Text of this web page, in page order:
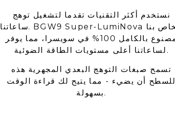
نستخدم أكثر التقنيات تقدما لتشغيل توهج
ساعاتنا. BGW9 Super-LumiNova الخاص بنا
مصنوع بالكامل 100% في سويسرا، مما يوفر
لساعاتنا أعلى مستويات الطاقة الضوئية.
تسمح صبغات التوهج البعدي المجهرية هذه
للسطح أن يضيء - مما يتيح لك قراءة الوقت
بسهولة.